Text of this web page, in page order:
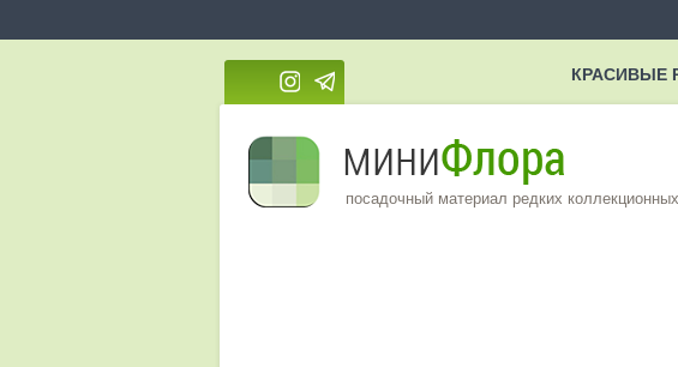
КРАСИВЫЕ
посадочный материал редких